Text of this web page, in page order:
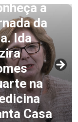
a
da
Ida
na
Casa